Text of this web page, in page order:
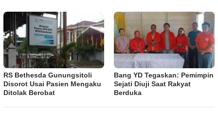
RS Bethesda Gunungsitoli
Disorot Usai Pasien Mengaku
Ditolak Berobat
Bang YD Tegaskan: Pemimpin
Sejati Diuji Saat Rakyat
Berduka